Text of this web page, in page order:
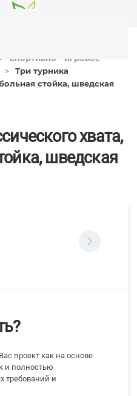
Спортивно - игровое
Три турника
стойка, шведская
хвата,
шведская
проект как на основе
и полностью
требований и